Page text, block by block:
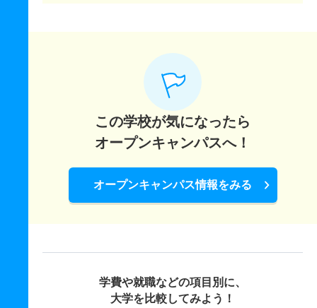
この学校が気になったら
オープンキャンパスへ！
オープンキャンパス情報をみる
学費や就職などの項目別に、
大学を比較してみよう！